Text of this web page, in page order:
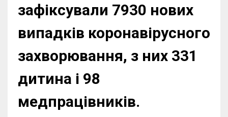
зафіксували 7930 нових
випадків коронавірусного
захворювання, з них 331
дитина і 98
медпрацівників.